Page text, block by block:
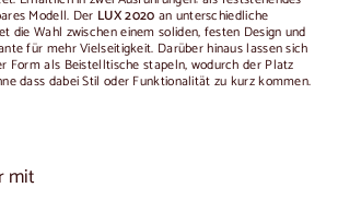
Modell. Der LUX 2020 an unterschiedliche
die Wahl zwischen einem soliden, festen Design und
für mehr Vielseitigkeit. Darüber hinaus lassen sich
Form als Beistelltische stapeln, wodurch der Platz
dass dabei Stil oder Funktionalität zu kurz kommen.
mit